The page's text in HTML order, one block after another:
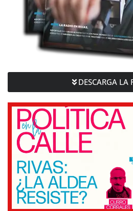
DESCARGA LA